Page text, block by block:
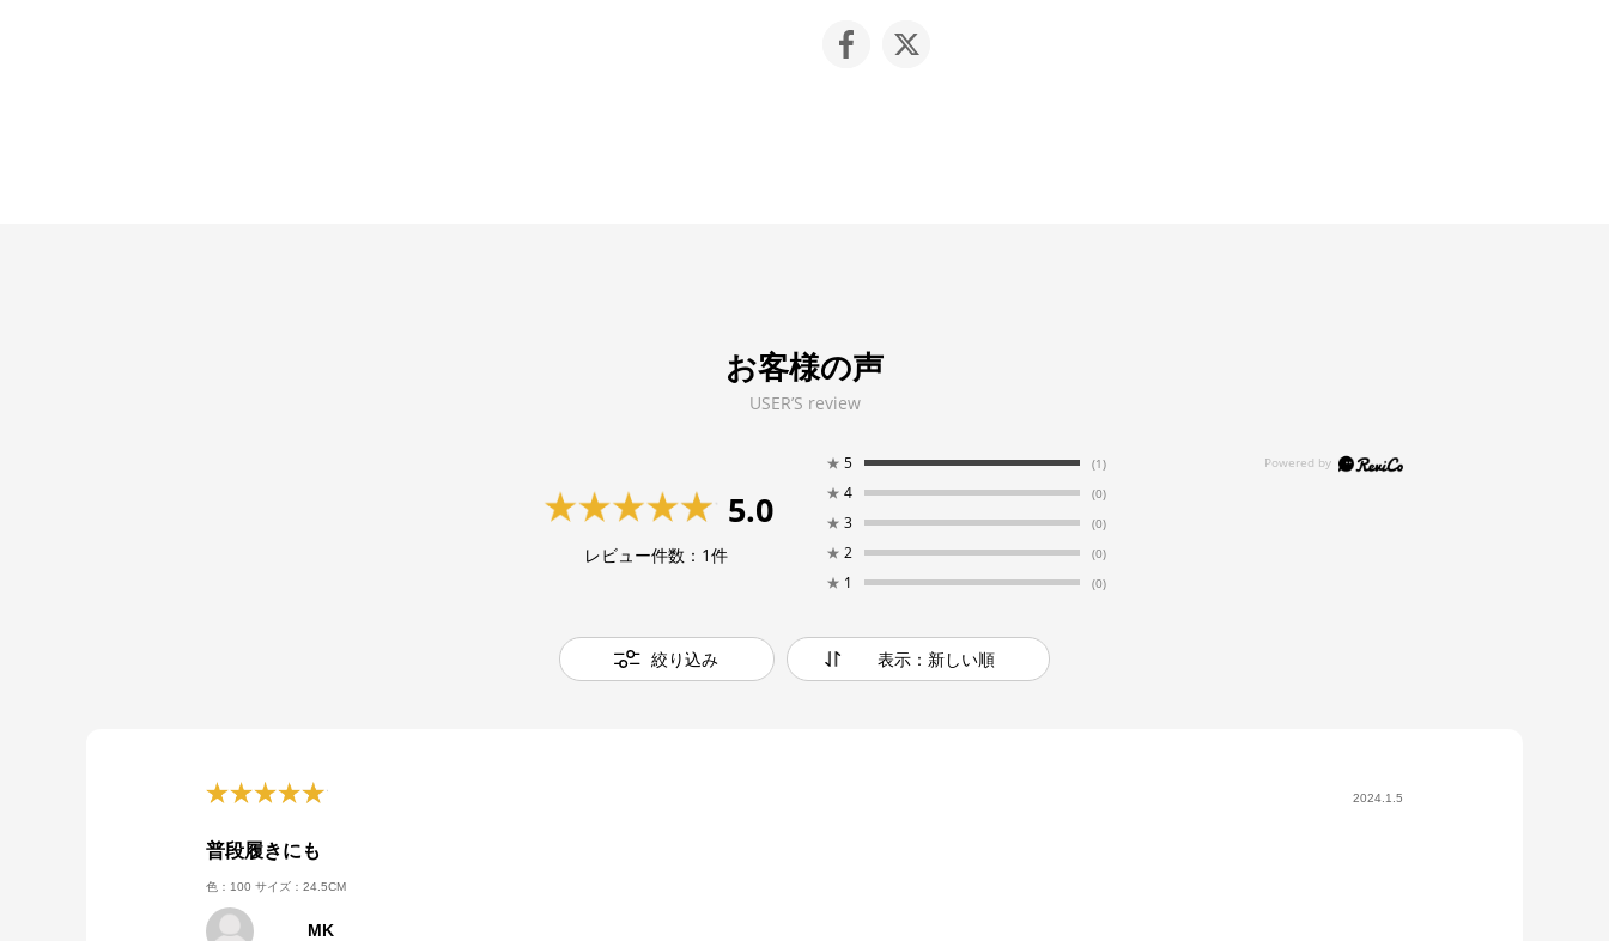
お客様の声
USER’S review
5.0
レビュー件数： 1件
★ 5 (1)
★ 4 (0)
★ 3 (0)
★ 2 (0)
★ 1 (0)
絞り込み 表示：新しい順
2024.1.5
普段履きにも
色：100 サイズ：24.5CM
MK